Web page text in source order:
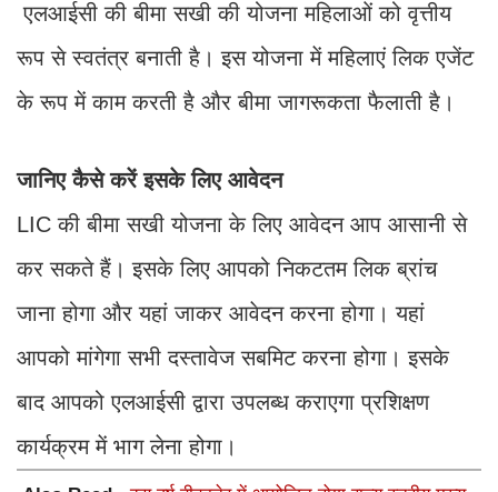
एलआईसी की बीमा सखी की योजना महिलाओं को वृत्तीय
रूप से स्वतंत्र बनाती है। इस योजना में महिलाएं लिक एजेंट
के रूप में काम करती है और बीमा जागरूकता फैलाती है।
जानिए कैसे करें इसके लिए आवेदन
LIC की बीमा सखी योजना के लिए आवेदन आप आसानी से
कर सकते हैं। इसके लिए आपको निकटतम लिक ब्रांच
जाना होगा और यहां जाकर आवेदन करना होगा। यहां
आपको मांगेगा सभी दस्तावेज सबमिट करना होगा। इसके
बाद आपको एलआईसी द्वारा उपलब्ध कराएगा प्रशिक्षण
कार्यक्रम में भाग लेना होगा।